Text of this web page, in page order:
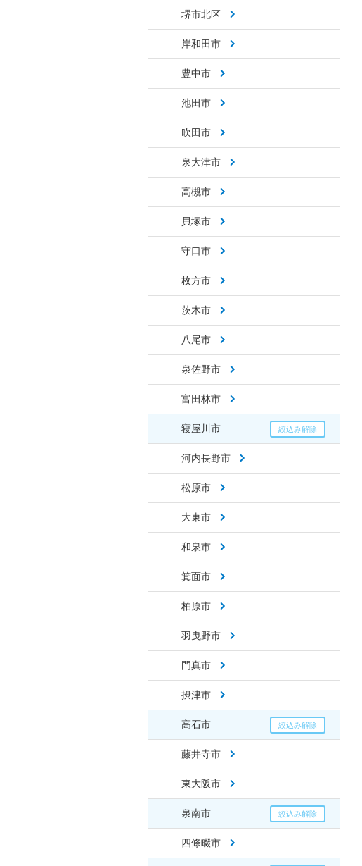
堺市北区
岸和田市
豊中市
池田市
吹田市
泉大津市
高槻市
貝塚市
守口市
枚方市
茨木市
八尾市
泉佐野市
富田林市
寝屋川市
河内長野市
松原市
大東市
和泉市
箕面市
柏原市
羽曳野市
門真市
摂津市
高石市
藤井寺市
東大阪市
泉南市
四條畷市